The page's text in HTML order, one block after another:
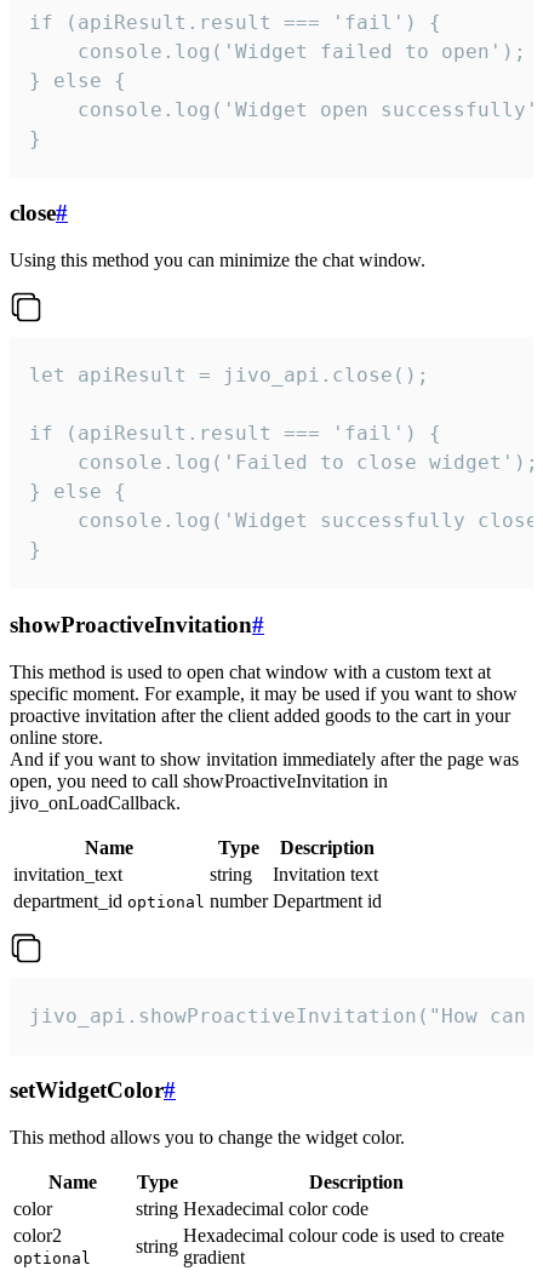
if (apiResult.result === 'fail') {
    console.log('Widget failed to open');
} else {
console.log('Widget open
}
close#
Using this method you can minimize the chat window.
let apiResult = jivo_api.close();
if (apiResult.result === 'fail') {
    console.log('Failed to close widget');
} else {
console.log('Widget successfully
}
showProactiveInvitation#
This method is used to open chat window with a custom text at
specific moment. For example, it may be used if you want to show
proactive invitation after the client added goods to the cart in your
online store.
And if you want to show invitation immediately after the page was
open, you need to call showProactiveInvitation in
jivo_onLoadCallback.
Name Type
Description
invitation_text
string
Invitation text
department_id optional number Department id
jivo_api.showProactiveInvitation("How
setWidgetColor#
This method allows you to change the widget color.
Name Type
Description
color
string Hexadecimal color code
color2
optional
string
Hexadecimal colour code is used to create
gradient